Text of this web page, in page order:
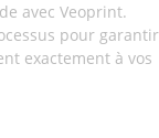
avec Veoprint.
pour garantir
exactement à vos